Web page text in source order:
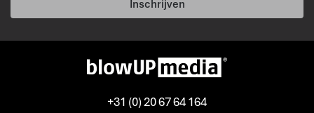
Inschrijven
+31 (0) 20 67 64 164